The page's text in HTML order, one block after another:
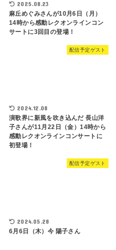
2025.08.23
麻丘めぐみさんが10月6日（月）
14時から感動レクオンラインコン
サートに3回目の登場！
配信予定ゲスト
2024.12.08
演歌界に新風を吹き込んだ 長山洋
子さんが11月22日（金）14時から
感動レクオンラインコンサートに
初登場！
配信予定ゲスト
2024.05.28
6月6日（木）今 陽子さん